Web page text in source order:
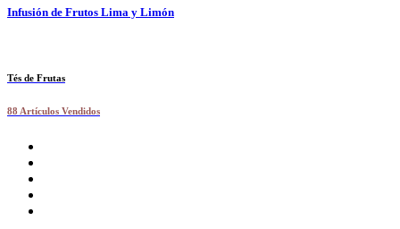
Infusión de Frutos Lima y Limón
Tés de Frutas
88 Artículos Vendidos